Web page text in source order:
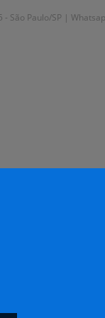
- São Paulo/SP |